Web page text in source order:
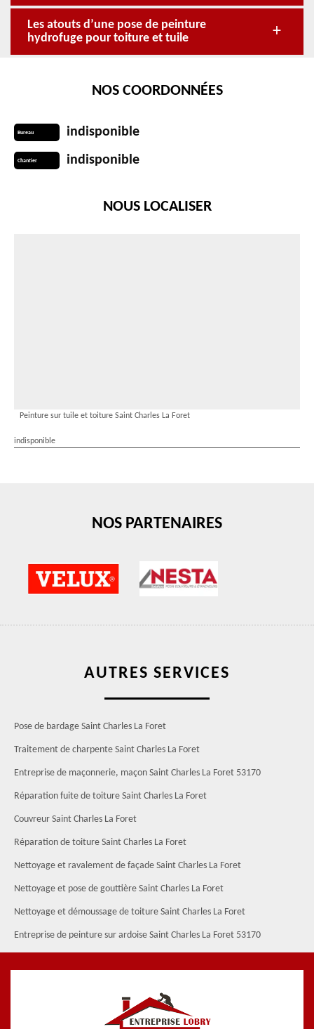
Les atouts d’une pose de peinture
hydrofuge pour toiture et tuile
NOS COORDONNÉES
Bureau indisponible
Chantier indisponible
NOUS LOCALISER
Peinture sur tuile et toiture Saint Charles La Foret
indisponible
NOS PARTENAIRES
AUTRES SERVICES
Pose de bardage Saint Charles La Foret
Traitement de charpente Saint Charles La Foret
Entreprise de maçonnerie, maçon Saint Charles La Foret 53170
Réparation fuite de toiture Saint Charles La Foret
Couvreur Saint Charles La Foret
Réparation de toiture Saint Charles La Foret
Nettoyage et ravalement de façade Saint Charles La Foret
Nettoyage et pose de gouttière Saint Charles La Foret
Nettoyage et démoussage de toiture Saint Charles La Foret
Entreprise de peinture sur ardoise Saint Charles La Foret 53170